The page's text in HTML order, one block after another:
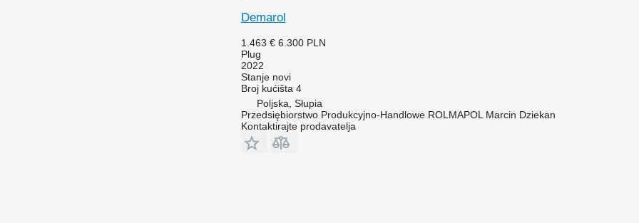
Demarol
1.463 € 6.300 PLN
Plug
2022
Stanjenovi
Broj kućišta 4
Poljska, Słupia
Przedsiębiorstwo Produkcyjno-Handlowe ROLMAPOL Marcin Dziekan
Kontaktirajte prodavatelja